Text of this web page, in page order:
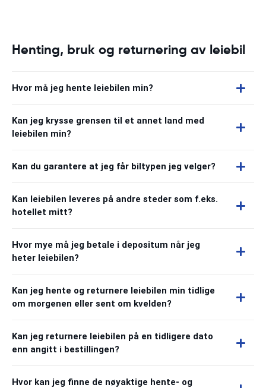
Henting, bruk og returnering av leiebil
Hvor må jeg hente leiebilen min?
Kan jeg krysse grensen til et annet land med
leiebilen min?
Kan du garantere at jeg får biltypen jeg velger?
Kan leiebilen leveres på andre steder som f.eks.
hotellet mitt?
Hvor mye må jeg betale i depositum når jeg
heter leiebilen?
Kan jeg hente og returnere leiebilen min tidlige
om morgenen eller sent om kvelden?
Kan jeg returnere leiebilen på en tidligere dato
enn angitt i bestillingen?
Hvor kan jeg finne de nøyaktige hente- og